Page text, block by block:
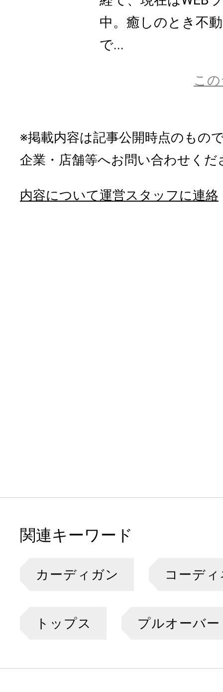
中。癒しのとき不
で...
こ
※掲載内容は記事公開時点のもの
企業・店舗等へお問い合わせくだ
内容について運営スタッフに連絡
関連キーワード
カーディガン コーデ
トップス プルオーバー